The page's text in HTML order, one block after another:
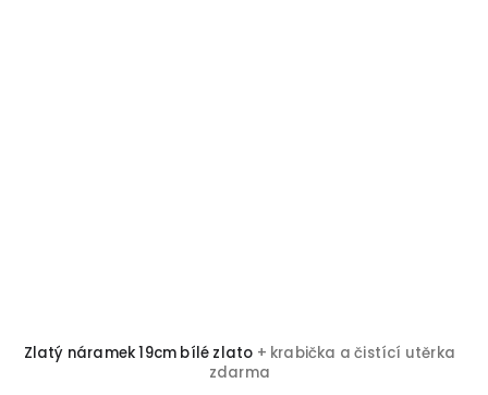
Zlatý náramek 19cm bílé zlato + krabička a čistící utěrka
zdarma